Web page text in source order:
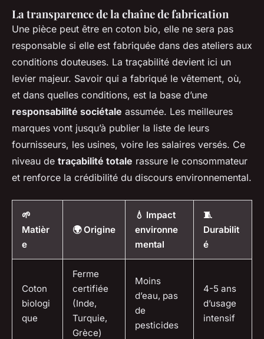
La transparence de la chaîne de fabrication
Une pièce peut être en coton bio, elle ne sera pas
responsable si elle est fabriquée dans des ateliers aux
conditions douteuses. La traçabilité devient ici un
levier majeur. Savoir qui a fabriqué le vêtement, où,
et dans quelles conditions, est la base d’une
responsabilité sociétale assumée. Les meilleures
marques vont jusqu’à publier la liste de leurs
fournisseurs, les usines, voire les salaires versés. Ce
niveau de traçabilité totale rassure le consommateur
et renforce la crédibilité du discours environnemental.
🌱
Matièr
e
🌍 Origine
💧 Impact
environne
mental
🧵
Durabilit
é
Coton
biologi
que
Ferme
certifiée
(Inde,
Turquie,
Grèce)
Moins
d’eau, pas
de
pesticides
4-5 ans
d’usage
intensif